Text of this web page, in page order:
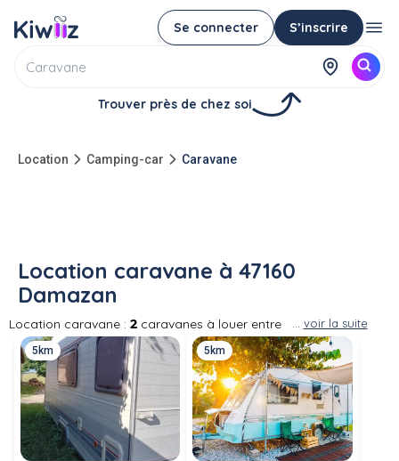
Se connecter S’inscrire
Trouver près de chez soi
Location Camping-car Caravane
Location caravane à 47160
Damazan
Location caravane : 2 caravanes à louer entre
particuliers à 47160 Damazan Vous pouvez
louer la caravane d'un particulier parmi vos
voisins lorsqu'il n'en a pas besoin. La location
de caravane pour votre prochain séjour de
vacances ou toute autre occasion est un
mode d'hébergement pratique et pas cher.
Assurez vous de disposer du matériel
nécessaire pour tracter la caravane avant de
voir la suite
5km 5km